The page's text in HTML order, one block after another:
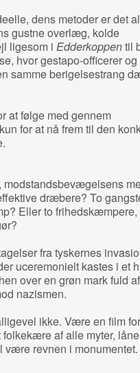
dens metoder er det
gustne overlæg, kolde
ligesom i Edderkoppentil
hvor gestapo-officerer og
samme berigelsestrang
at følge med gennem
for at nå frem til den
modstandsbevægelsens
dræbere? To
Eller to frihedskæmpere,
fra tyskernes
uceremonielt kastes i et
over en grøn mark fuld
nazismen.
ikke. Være en film
af alle myter,
være revnen i monumentet.